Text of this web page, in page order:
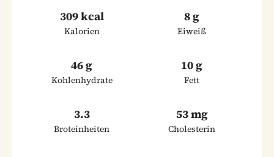
309 kcal
Kalorien
8 g
Eiweiß
46 g
Kohlenhydrate
10 g
Fett
3.3
Broteinheiten
53 mg
Cholesterin